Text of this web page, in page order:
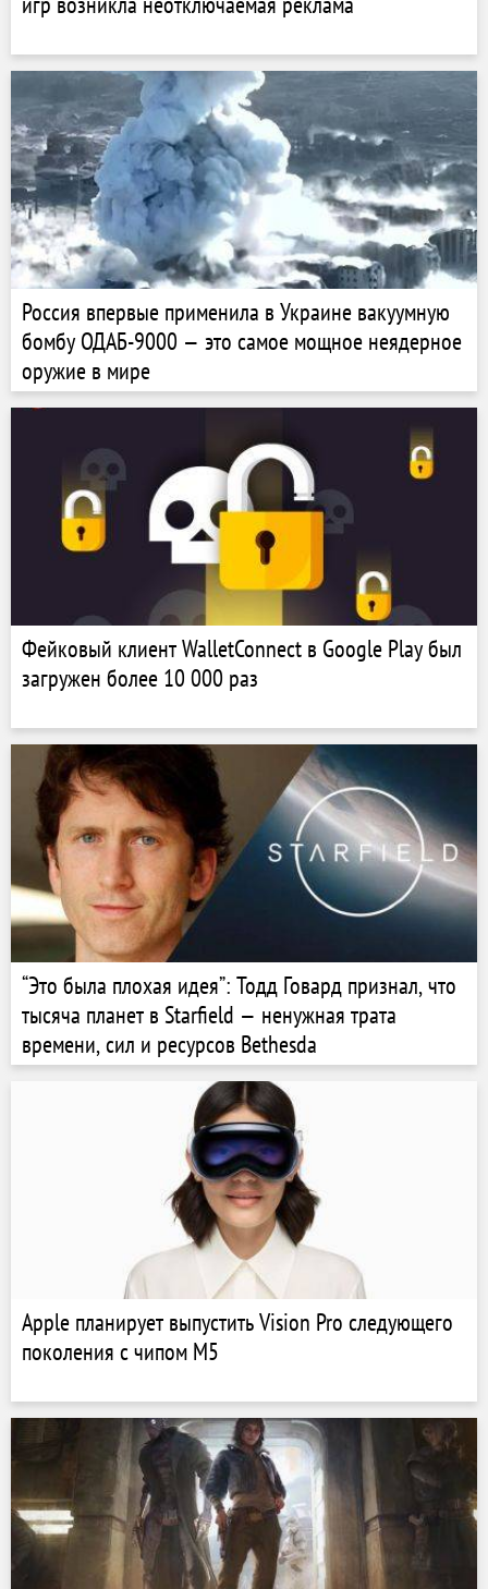
Россия впервые применила в Украине вакуумную
бомбу ОДАБ-9000 — это самое мощное неядерное
оружие в мире
Фейковый клиент WalletConnect в Google Play был
загружен более 10 000 раз
“Это была плохая идея”: Тодд Говард признал, что
тысяча планет в Starfield — ненужная трата
времени, сил и ресурсов Bethesda
Apple планирует выпустить Vision Pro следующего
поколения с чипом M5